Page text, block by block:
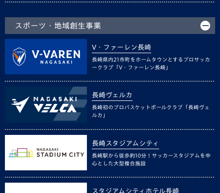
スポーツ・地域創生事業
V・ファーレン長崎
長崎県内21市町をホームタウンとするプロサッカ
ークラブ「V・ファーレン長崎」
長崎ヴェルカ
長崎初のプロバスケットボールクラブ「長崎ヴェ
ルカ」
長崎スタジアムシティ
長崎駅から徒歩約10分！サッカースタジアムを中
心とした大型複合施設
スタジアムシティホテル長崎